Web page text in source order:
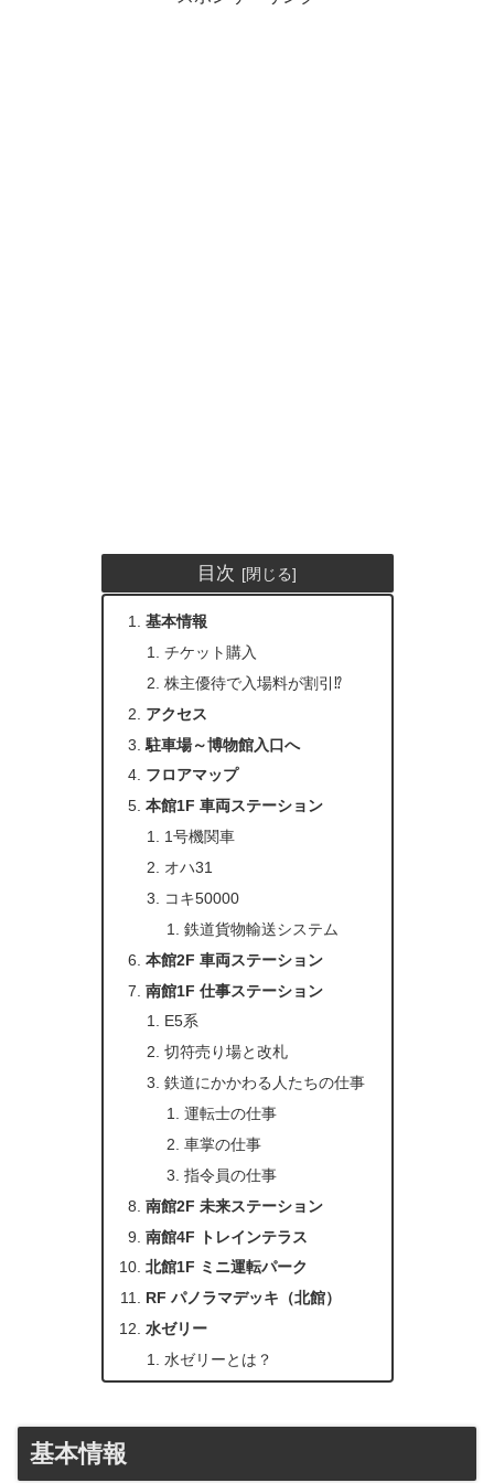
目次
基本情報
チケット購入
株主優待で入場料が割引⁉
アクセス
駐車場～博物館入口へ
フロアマップ
本館1F 車両ステーション
1号機関車
オハ31
コキ50000
鉄道貨物輸送システム
本館2F 車両ステーション
南館1F 仕事ステーション
E5系
切符売り場と改札
鉄道にかかわる人たちの仕事
運転士の仕事
車掌の仕事
指令員の仕事
南館2F 未来ステーション
南館4F トレインテラス
北館1F ミニ運転パーク
RF パノラマデッキ（北館）
水ゼリー
水ゼリーとは？
基本情報